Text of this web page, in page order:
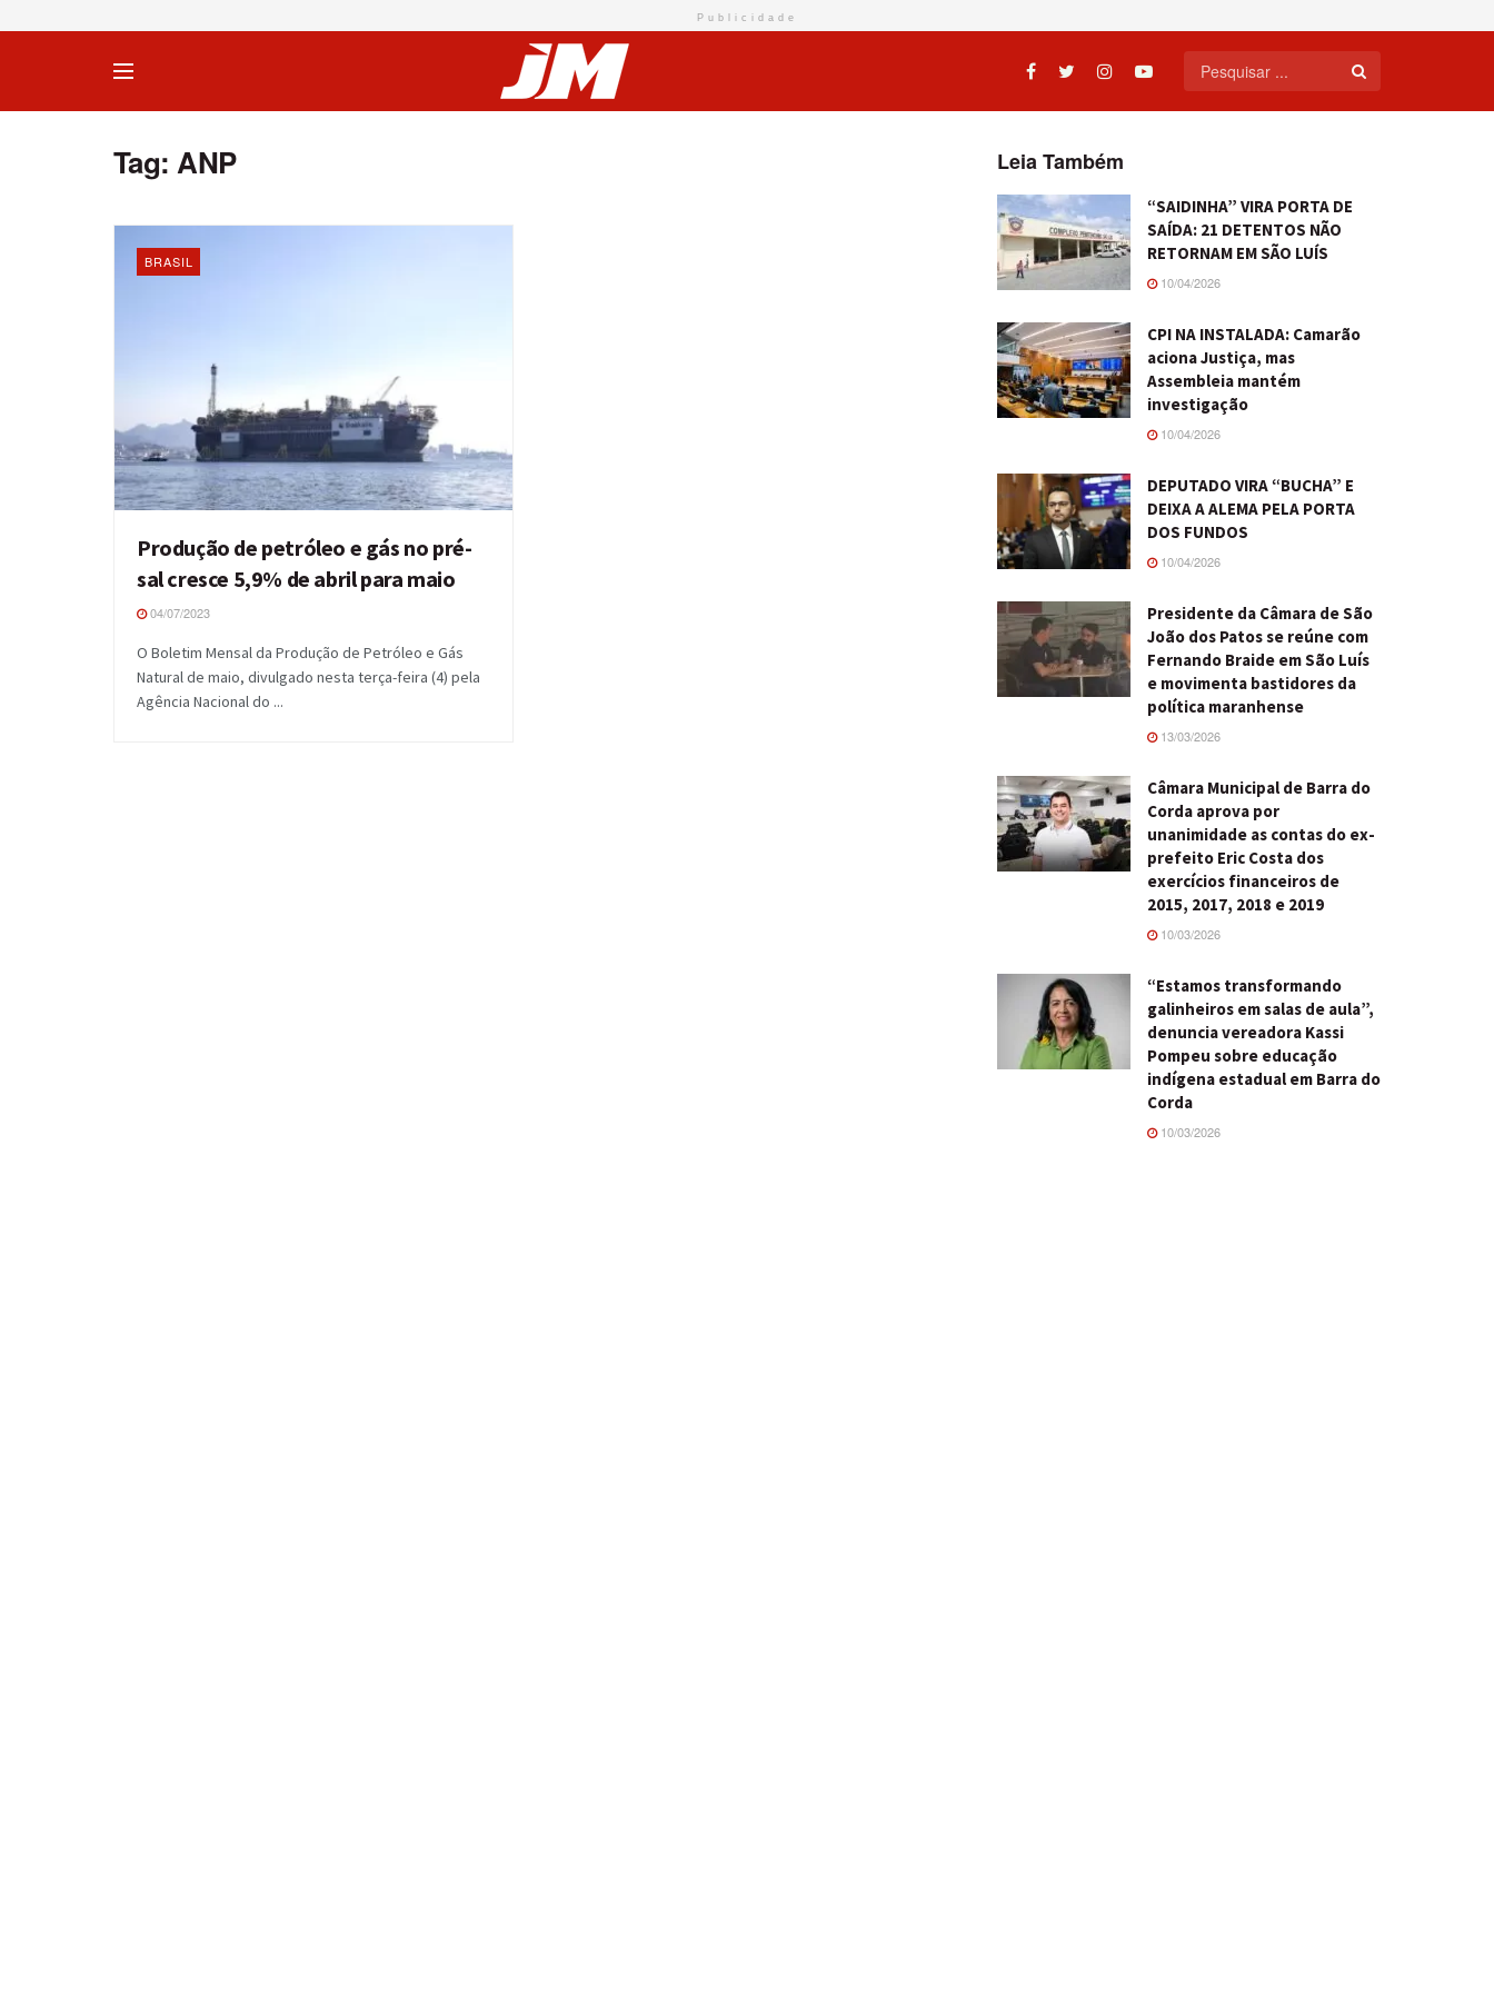
Publicidade
Tag:ANP
BRASIL
Produção de petróleo e gás no pré-
sal cresce 5,9% de abril para maio
04/07/2023
O Boletim Mensal da Produção de Petróleo e Gás
Natural de maio, divulgado nesta terça-feira (4) pela
Agência Nacional do ...
Leia Também
“SAIDINHA” VIRA PORTA DE
SAÍDA: 21 DETENTOS NÃO
RETORNAM EM SÃO LUÍS
10/04/2026
CPI NA INSTALADA: Camarão
aciona Justiça, mas
Assembleia mantém
investigação
10/04/2026
DEPUTADO VIRA “BUCHA” E
DEIXA A ALEMA PELA PORTA
DOS FUNDOS
10/04/2026
Presidente da Câmara de São
João dos Patos se reúne com
Fernando Braide em São Luís
e movimenta bastidores da
política maranhense
13/03/2026
Câmara Municipal de Barra do
Corda aprova por
unanimidade as contas do ex-
prefeito Eric Costa dos
exercícios financeiros de
2015, 2017, 2018 e 2019
10/03/2026
“Estamos transformando
galinheiros em salas de aula”,
denuncia vereadora Kassi
Pompeu sobre educação
indígena estadual em Barra do
Corda
10/03/2026